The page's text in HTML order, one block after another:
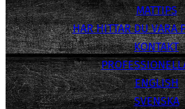
MATTIPS
HAR HITTAR DU VARA
KONTAKT
ENGLISH
SVENSKA